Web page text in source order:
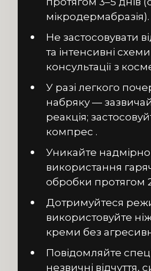
мікродермабразія).
Не застосовувати
та інтенсивні
консультації з
У разі легкого
набряку —
реакція;
компрес .
Уникайте
використання
обробки протягом
Дотримуйтеся
використовуйте
креми без
Повідомляйте
незвичні відчуття,